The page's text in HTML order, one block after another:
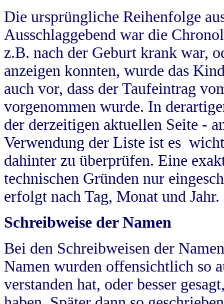
Die ursprüngliche Reihenfolge
Ausschlaggebend war die
z.B. nach der Geburt krank war,
anzeigen konnten, wurde das
auch vor, dass der Taufeintrag
vorgenommen wurde. In
der derzeitigen aktuellen Seite -
Verwendung der Liste ist es
dahinter zu überprüfen. Eine
technischen Gründen nur
erfolgt nach Tag, Monat und Jahr.
Schreibweise der Namen
Bei den Schreibweisen der
Namen wurden offensichtlich so
verstanden hat, oder besser